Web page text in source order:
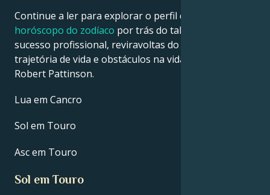
Continue a ler para explorar o perfil detalhado do
horóscopo do zodíaco por trás do talento, carisma,
sucesso profissional, reviravoltas do destino,
trajetória de vida e obstáculos na vida amorosa de
Robert Pattinson.
Lua em Cancro
Sol em Touro
Asc em Touro
Sol em Touro